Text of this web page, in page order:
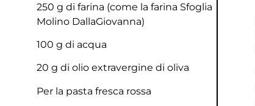
250 g di farina (come la farina Sfoglia
Molino DallaGiovanna)
100 g di acqua
20 g di olio extravergine di oliva
Per la pasta fresca rossa